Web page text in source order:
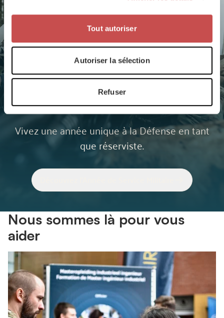
Tout autoriser
Autoriser la sélection
Refuser
L’Année de Service Militaire
Vivez une année unique à la Défense en tant
que réserviste.
Nous sommes là pour vous
aider